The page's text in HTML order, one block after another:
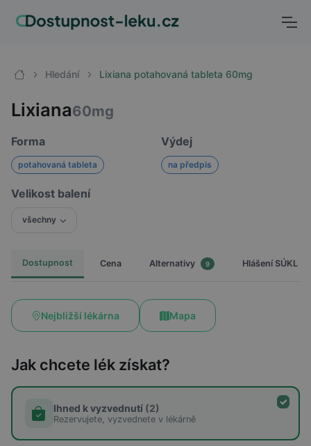
Hledání Lixiana potahovaná tableta 60mg
Lixiana60mg
Forma
potahovaná tableta
Výdej
na předpis
Velikost balení
všechny
Dostupnost Cena Alternativy 9 Hlášení SÚKL
Nejbližší lékárna Mapa
Jak chcete lék získat?
Ihned k vyzvednutí (2)
Rezervujete, vyzvednete v lékárně